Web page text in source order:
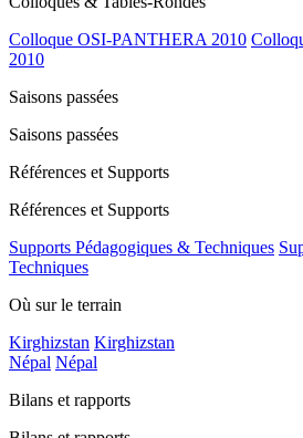
Colloque OSI-PANTHERA 2010
2010
Saisons passées
Saisons passées
Références et Supports
Références et Supports
Supports Pédagogiques & Techniques
Techniques
Où sur le terrain
Kirghizstan Kirghizstan
Népal Népal
Bilans et rapports